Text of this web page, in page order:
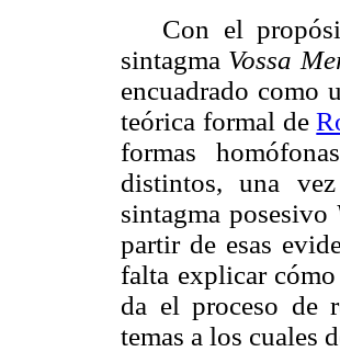
Con el
sintagma Vossa
encuadrado como
teórica formal de
formas
distintos, una
sintagma posesivo
partir de esas
falta explicar
da el proceso de
temas a los cuales